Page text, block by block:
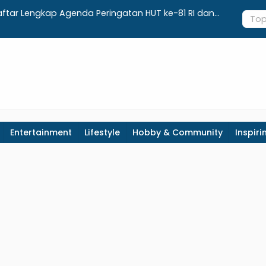
Lengkap Agenda Peringatan HUT ke-81 RI dan
Integrasi
Realisasi
Entertainment Lifestyle Hobby & Community